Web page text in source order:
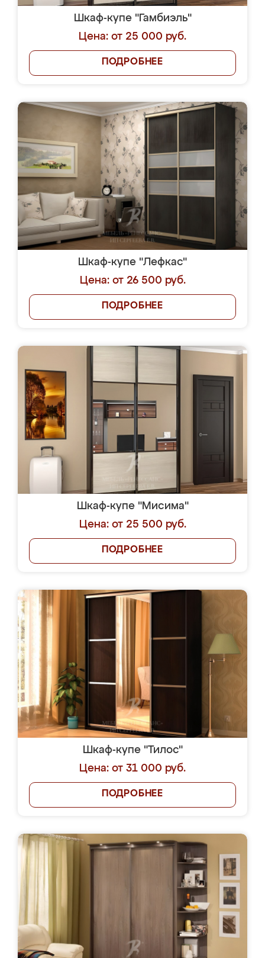
Шкаф-купе "Гамбиэль"
Цена: от 25 000 руб.
ПОДРОБНЕЕ
Шкаф-купе "Лефкас"
Цена: от 26 500 руб.
ПОДРОБНЕЕ
Шкаф-купе "Мисима"
Цена: от 25 500 руб.
ПОДРОБНЕЕ
Шкаф-купе "Тилос"
Цена: от 31 000 руб.
ПОДРОБНЕЕ